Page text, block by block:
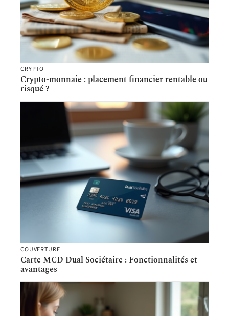
CRYPTO
Crypto-monnaie : placement financier rentable ou
risqué ?
COUVERTURE
Carte MCD Dual Sociétaire : Fonctionnalités et
avantages